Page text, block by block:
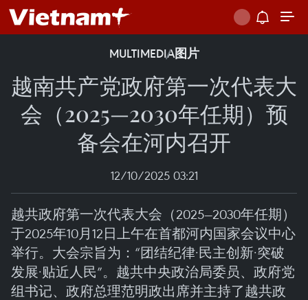
MULTIMEDIA图片
越南共产党政府第一次代表大
会（2025—2030年任期）预
备会在河内召开
12/10/2025 03:21
越共政府第一次代表大会（2025—2030年任期）
于2025年10月12日上午在首都河内国家会议中心
举行。大会宗旨为：“团结纪律·民主创新·突破
发展·贴近人民”。越共中央政治局委员、政府党
组书记、政府总理范明政出席并主持了越共政